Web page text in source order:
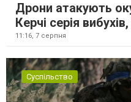
Дрони атакують
Керчі серія
11:16, 7 серпня
Суспільство